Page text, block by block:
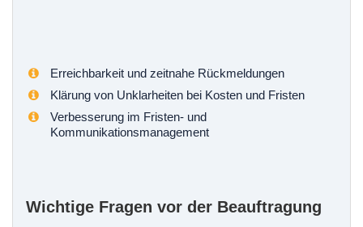
Erreichbarkeit und zeitnahe Rückmeldungen
Klärung von Unklarheiten bei Kosten und Fristen
Verbesserung im Fristen- und
Kommunikationsmanagement
Wichtige Fragen vor der Beauftragung